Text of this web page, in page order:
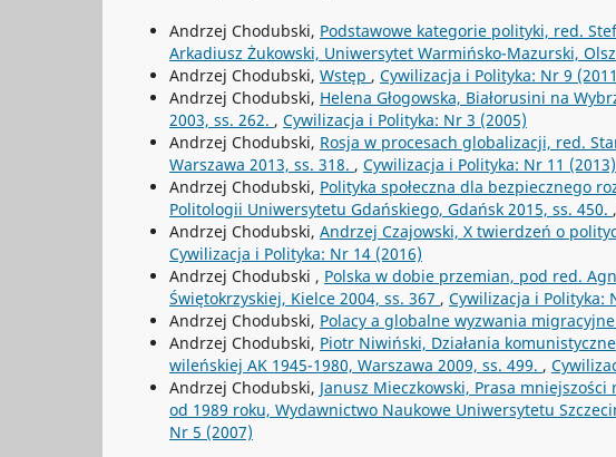
Andrzej Chodubski, Podstawowe kategorie polityki, red.
Arkadiusz Żukowski, Uniwersytet Warmińsko-Mazurski,
Andrzej Chodubski, Wstęp , Cywilizacja i Polityka: Nr 9
Andrzej Chodubski, Helena Głogowska, Białorusini na
2003, ss. 262. , Cywilizacja i Polityka: Nr 3 (2005)
Andrzej Chodubski, Rosja w procesach globalizacji, red.
Warszawa 2013, ss. 318. , Cywilizacja i Polityka: Nr 11 (2013)
Andrzej Chodubski, Polityka społeczna dla bezpiecznego
Politologii Uniwersytetu Gdańskiego, Gdańsk 2015, ss. 450. ,
Andrzej Chodubski, Andrzej Czajowski, X twierdzeń o
Cywilizacja i Polityka: Nr 14 (2016)
Andrzej Chodubski , Polska w dobie przemian, pod red.
Świętokrzyskiej, Kielce 2004, ss. 367 , Cywilizacja i Polityka:
Andrzej Chodubski, Polacy a globalne wyzwania migracyjne
Andrzej Chodubski, Piotr Niwiński, Działania
wileńskiej AK 1945-1980, Warszawa 2009, ss. 499. ,
Andrzej Chodubski, Janusz Mieczkowski, Prasa
od 1989 roku, Wydawnictwo Naukowe Uniwersytetu
Nr 5 (2007)